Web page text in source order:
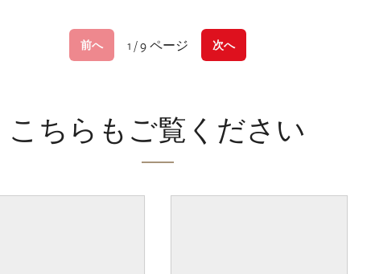
前へ 1 / 9 ページ 次へ
こちらもご覧ください